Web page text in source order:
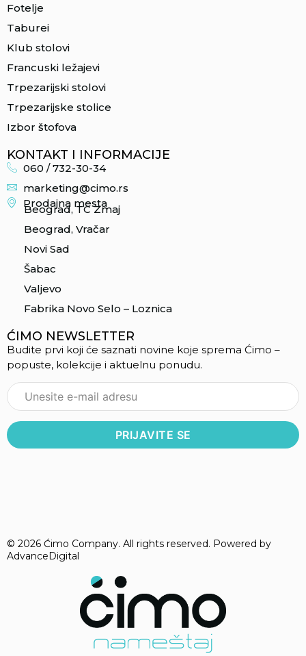
Fotelje
Taburei
Klub stolovi
Francuski ležajevi
Trpezarijski stolovi
Trpezarijske stolice
Izbor štofova
KONTAKT I INFORMACIJE
060 / 732-30-34
marketing@cimo.rs
Prodajna mesta
Beograd, TC Zmaj
Beograd, Vračar
Novi Sad
Šabac
Valjevo
Fabrika Novo Selo – Loznica
ĆIMO NEWSLETTER
Budite prvi koji će saznati novine koje sprema Ćimo –
popuste, kolekcije i aktuelnu ponudu.
© 2026 Ćimo Company. All rights reserved. Powered by
AdvanceDigital